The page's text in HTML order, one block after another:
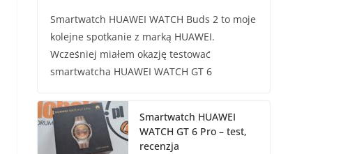
Smartwatch HUAWEI WATCH Buds 2 to moje
kolejne spotkanie z marką HUAWEI.
Wcześniej miałem okazję testować
smartwatcha HUAWEI WATCH GT 6
Smartwatch HUAWEI
WATCH GT 6 Pro – test,
recenzja